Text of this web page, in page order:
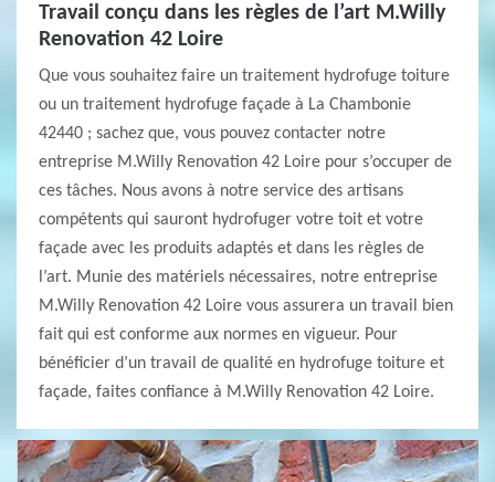
Travail conçu dans les règles de l’art M.Willy
Renovation 42 Loire
Que vous souhaitez faire un traitement hydrofuge toiture
ou un traitement hydrofuge façade à La Chambonie
42440 ; sachez que, vous pouvez contacter notre
entreprise M.Willy Renovation 42 Loire pour s’occuper de
ces tâches. Nous avons à notre service des artisans
compétents qui sauront hydrofuger votre toit et votre
façade avec les produits adaptés et dans les règles de
l’art. Munie des matériels nécessaires, notre entreprise
M.Willy Renovation 42 Loire vous assurera un travail bien
fait qui est conforme aux normes en vigueur. Pour
bénéficier d’un travail de qualité en hydrofuge toiture et
façade, faites confiance à M.Willy Renovation 42 Loire.